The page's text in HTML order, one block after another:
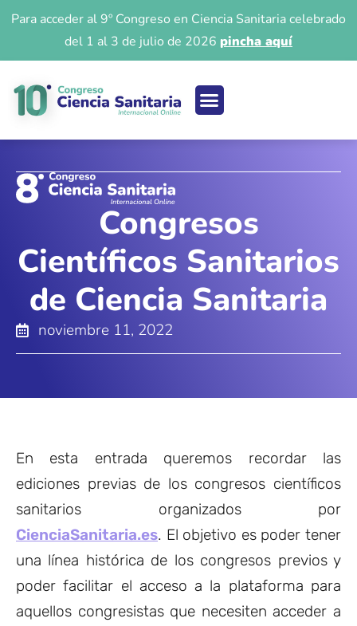
Para acceder al 9º Congreso en Ciencia Sanitaria celebrado
del 1 al 3 de julio de 2026 pincha aquí
Congresos
Científicos Sanitarios
de Ciencia Sanitaria
noviembre 11, 2022
En esta entrada queremos recordar las
ediciones previas de los congresos científicos
sanitarios organizados por
CienciaSanitaria.es. El objetivo es poder tener
una línea histórica de los congresos previos y
poder facilitar el acceso a la plataforma para
aquellos congresistas que necesiten acceder a